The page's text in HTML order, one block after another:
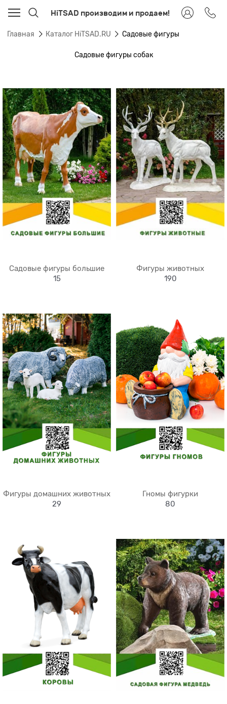
HiTSAD производим и продаем!
Главная Каталог HiTSAD.RU Садовые фигуры
Садовые фигуры собак
Садовые фигуры большие
15
Фигуры животных
190
Фигуры домашних животных
29
Гномы фигурки
80